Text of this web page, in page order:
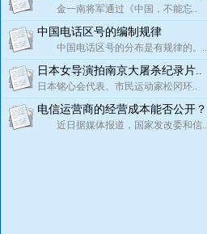
金一南将军通过《中国，不能忘..
中国电话区号的编制规律
中国电话区号的分布是有规律的。..
日本女导演拍南京大屠杀纪录片..
日本铭心会代表、市民运动家松冈环..
电信运营商的经营成本能否公开？
近日据媒体报道，国家发改委和信..